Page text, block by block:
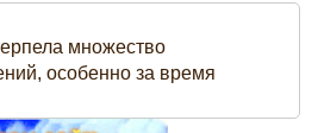
множество
особенно за время